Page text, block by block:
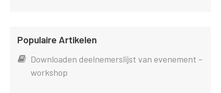
Populaire Artikelen
Downloaden deelnemerslijst van evenement –
workshop